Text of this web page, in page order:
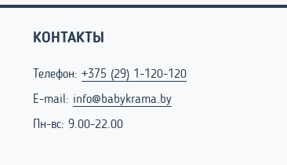
КОНТАКТЫ
Телефон: +375 (29) 1-120-120
E-mail: info@babykrama.by
Пн-вс: 9.00-22.00